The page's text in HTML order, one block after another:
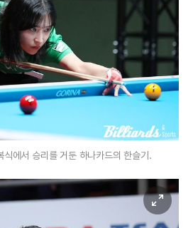
에서 승리를 거둔 하나카드의 한슬기.